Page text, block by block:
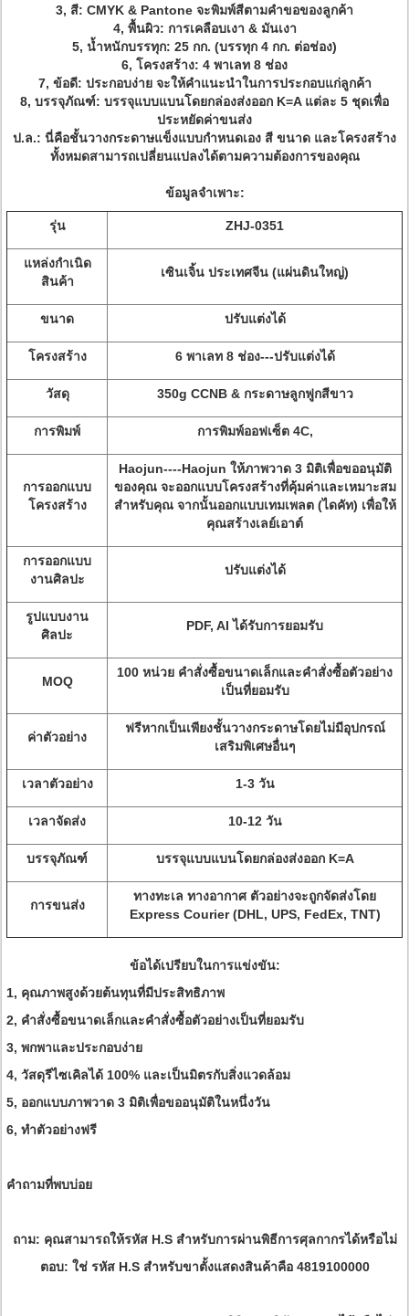
3, สี: CMYK & Pantone จะพิมพ์สีตามคำขอของลูกค้า
4, พื้นผิว: การเคลือบเงา & มันเงา
5, น้ำหนักบรรทุก: 25 กก. (บรรทุก 4 กก. ต่อช่อง)
6, โครงสร้าง: 4 พาเลท 8 ช่อง
7, ข้อดี: ประกอบง่าย จะให้คำแนะนำในการประกอบแก่ลูกค้า
8, บรรจุภัณฑ์: บรรจุแบบแบนโดยกล่องส่งออก K=A แต่ละ 5 ชุดเพื่อ
ประหยัดค่าขนส่ง
ป.ล.: นี่คือชั้นวางกระดาษแข็งแบบกำหนดเอง สี ขนาด และโครงสร้าง
ทั้งหมดสามารถเปลี่ยนแปลงได้ตามความต้องการของคุณ
ข้อมูลจำเพาะ:
รุ่น ZHJ-0351
แหล่งกำเนิด
สินค้า
เซินเจิ้น ประเทศจีน (แผ่นดินใหญ่)
ขนาด ปรับแต่งได้
โครงสร้าง 6 พาเลท 8 ช่อง---ปรับแต่งได้
วัสดุ 350g CCNB & กระดาษลูกฟูกสีขาว
การพิมพ์ การพิมพ์ออฟเซ็ต 4C,
การออกแบบ
โครงสร้าง
Haojun----Haojun ให้ภาพวาด 3 มิติเพื่อขออนุมัติ
ของคุณ จะออกแบบโครงสร้างที่คุ้มค่าและเหมาะสม
สำหรับคุณ จากนั้นออกแบบเทมเพลต (ไดคัท) เพื่อให้
คุณสร้างเลย์เอาต์
การออกแบบ
งานศิลปะ
ปรับแต่งได้
รูปแบบงาน
ศิลปะ
PDF, AI ได้รับการยอมรับ
MOQ
100 หน่วย คำสั่งซื้อขนาดเล็กและคำสั่งซื้อตัวอย่าง
เป็นที่ยอมรับ
ค่าตัวอย่าง
ฟรีหากเป็นเพียงชั้นวางกระดาษโดยไม่มีอุปกรณ์
เสริมพิเศษอื่นๆ
เวลาตัวอย่าง 1-3 วัน
เวลาจัดส่ง 10-12 วัน
บรรจุภัณฑ์ บรรจุแบบแบนโดยกล่องส่งออก K=A
การขนส่ง
ทางทะเล ทางอากาศ ตัวอย่างจะถูกจัดส่งโดย
Express Courier (DHL, UPS, FedEx, TNT)
ข้อได้เปรียบในการแข่งขัน:
1, คุณภาพสูงด้วยต้นทุนที่มีประสิทธิภาพ
2, คำสั่งซื้อขนาดเล็กและคำสั่งซื้อตัวอย่างเป็นที่ยอมรับ
3, พกพาและประกอบง่าย
4, วัสดุรีไซเคิลได้ 100% และเป็นมิตรกับสิ่งแวดล้อม
5, ออกแบบภาพวาด 3 มิติเพื่อขออนุมัติในหนึ่งวัน
6, ทำตัวอย่างฟรี
คำถามที่พบบ่อย
ถาม: คุณสามารถให้รหัส H.S สำหรับการผ่านพิธีการศุลกากรได้หรือไม่
ตอบ: ใช่ รหัส H.S สำหรับขาตั้งแสดงสินค้าคือ 4819100000